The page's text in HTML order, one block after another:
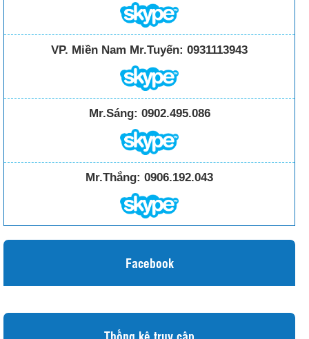
VP. Miền Nam Mr.Tuyến: 0931113943
Mr.Sáng: 0902.495.086
Mr.Thắng: 0906.192.043
Facebook
Thống kê truy cập